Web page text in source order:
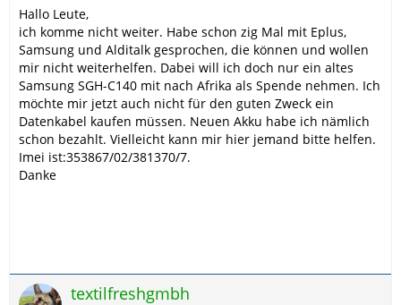
Hallo Leute,
ich komme nicht weiter. Habe schon zig Mal mit Eplus,
Samsung und Alditalk gesprochen, die können und wollen
mir nicht weiterhelfen. Dabei will ich doch nur ein altes
Samsung SGH-C140 mit nach Afrika als Spende nehmen. Ich
möchte mir jetzt auch nicht für den guten Zweck ein
Datenkabel kaufen müssen. Neuen Akku habe ich nämlich
schon bezahlt. Vielleicht kann mir hier jemand bitte helfen.
Imei ist:353867/02/381370/7.
Danke
textilfreshgmbh